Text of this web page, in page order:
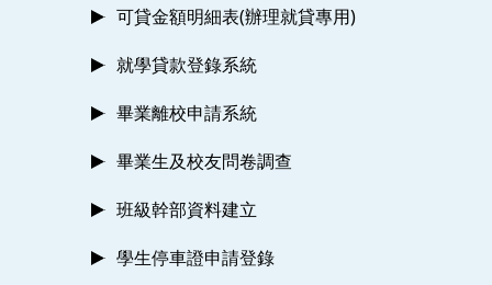
可貸金額明細表(辦理就貸專用)
就學貸款登錄系統
畢業離校申請系統
畢業生及校友問卷調查
班級幹部資料建立
學生停車證申請登錄